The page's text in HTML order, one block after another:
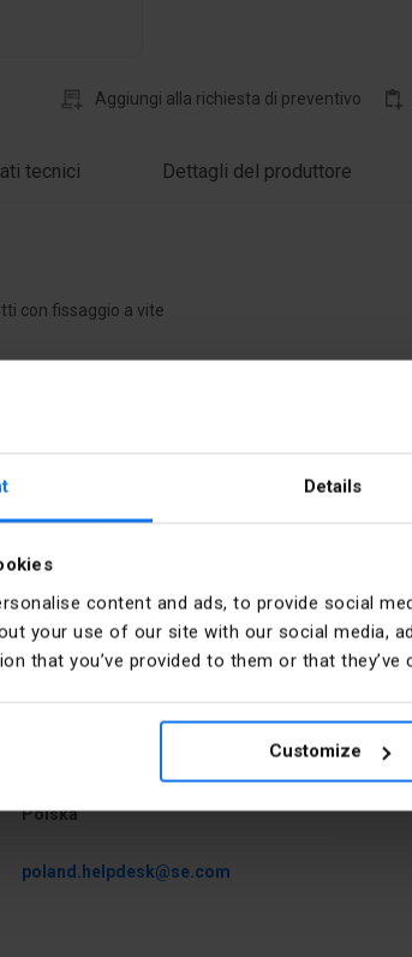
Details
content and ads, to provide social
your use of our site with our social media,
that you’ve provided to them or that
Customize
Aggiungi alla richiesta di preventivo
tecnici Dettagli del produttore
con fissaggio a vite
0
Polska
poland.helpdesk@se.com